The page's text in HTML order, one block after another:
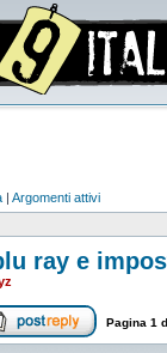
| Argomenti attivi
ray e
nuovo argomentoRispondi
Pagina 1